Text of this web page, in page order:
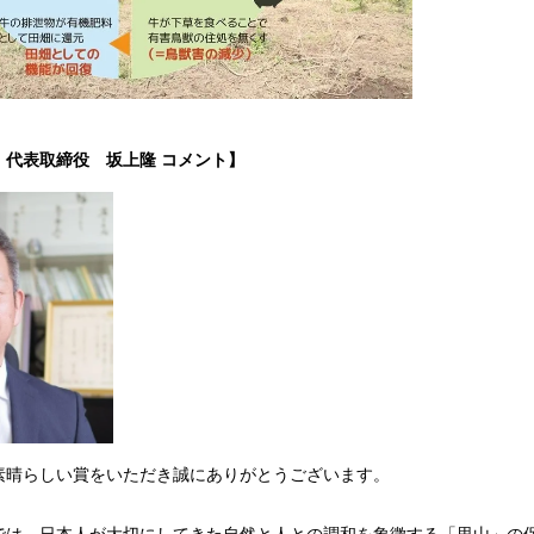
代表取締役 坂上隆 コメント 】
らしい賞をいただき誠にありがとうございます。